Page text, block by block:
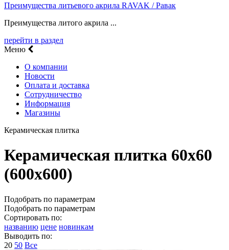
Преимущества литьевого акрила RAVAK / Равак
Преимущества литого акрила ...
перейти в раздел
Меню
О компании
Новости
Оплата и доставка
Сотрудничество
Информация
Магазины
Керамическая плитка
Керамическая плитка 60х60
(600х600)
Подобрать по параметрам
Подобрать по параметрам
Сортировать по:
названию цене новинкам
Выводить по:
20 50 Все